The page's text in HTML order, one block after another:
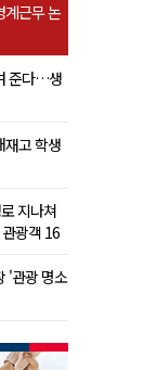
계근무 논
준다…생
재고 학생
지나쳐
광객 16
'관광 명소